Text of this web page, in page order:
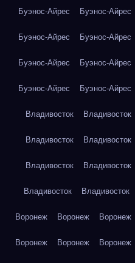
Буэнос-Айрес Буэнос-Айрес
Буэнос-Айрес Буэнос-Айрес
Буэнос-Айрес Буэнос-Айрес
Буэнос-Айрес Буэнос-Айрес
Владивосток Владивосток
Владивосток Владивосток
Владивосток Владивосток
Владивосток Владивосток
Воронеж Воронеж Воронеж
Воронеж Воронеж Воронеж